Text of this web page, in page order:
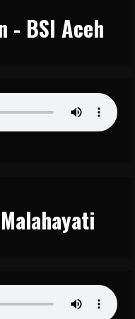
- BSI Aceh